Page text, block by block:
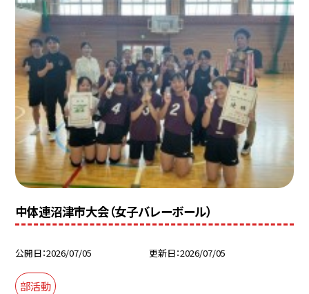
中体連沼津市大会（女子バレーボール）
公開日 2026/07/05 更新日 2026/07/05
部活動